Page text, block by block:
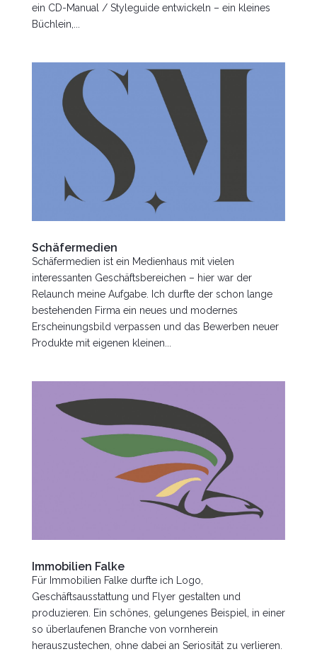
ein CD-Manual / Styleguide entwickeln – ein kleines
Büchlein,...
Schäfermedien
Schäfermedien ist ein Medienhaus mit vielen
interessanten Geschäftsbereichen – hier war der
Relaunch meine Aufgabe. Ich durfte der schon lange
bestehenden Firma ein neues und modernes
Erscheinungsbild verpassen und das Bewerben neuer
Produkte mit eigenen kleinen...
Immobilien Falke
Für Immobilien Falke durfte ich Logo,
Geschäftsausstattung und Flyer gestalten und
produzieren. Ein schönes, gelungenes Beispiel, in einer
so überlaufenen Branche von vornherein
herauszustechen, ohne dabei an Seriosität zu verlieren.